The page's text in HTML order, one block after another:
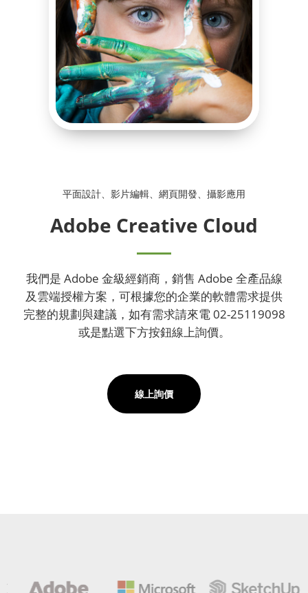
平面設計、影片編輯、網頁開發、攝影應用
Adobe Creative Cloud
我們是 Adobe 金級經銷商，銷售 Adobe 全產品線
及雲端授權方案，可根據您的企業的軟體需求提供
完整的規劃與建議，如有需求請來電 02-25119098
或是點選下方按鈕線上詢價。
線上詢價